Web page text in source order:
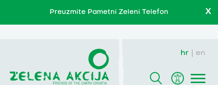
Preuzmite Pametni Zeleni Telefon X
hr en